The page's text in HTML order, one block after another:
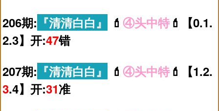
206期: 『清清白白』 💄 ④头中特💄【0.1.
2.3】开:47错
207期: 『清清白白』 💄 ④头中特💄【1.2.
3.4】开:31准